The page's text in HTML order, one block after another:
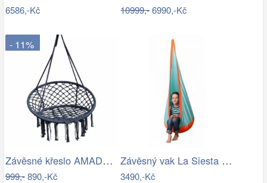
6586,-Kč 10999,-6990,-Kč
- 11%
Závěsné křeslo AMADO 2 NEW Tempo Kondela
999,-890,-Kč
Závěsný vak La Siesta JOKI Outdoor - IN
3490,-Kč